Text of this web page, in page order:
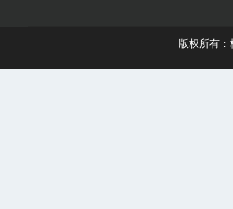
版权所有